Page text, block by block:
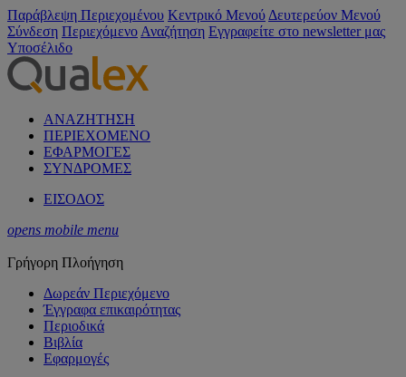
Παράβλεψη Περιεχομένου Κεντρικό Μενού Δευτερεύον Μενού
Σύνδεση Περιεχόμενο Αναζήτηση Εγγραφείτε στο newsletter μας
Υποσέλιδο
ΑΝΑΖΗΤΗΣΗ
ΠΕΡΙΕΧΟΜΕΝΟ
ΕΦΑΡΜΟΓΕΣ
ΣΥΝΔΡΟΜΕΣ
ΕΙΣΟΔΟΣ
opens mobile menu
Γρήγορη Πλοήγηση
Δωρεάν Περιεχόμενο
Έγγραφα επικαιρότητας
Περιοδικά
Βιβλία
Εφαρμογές